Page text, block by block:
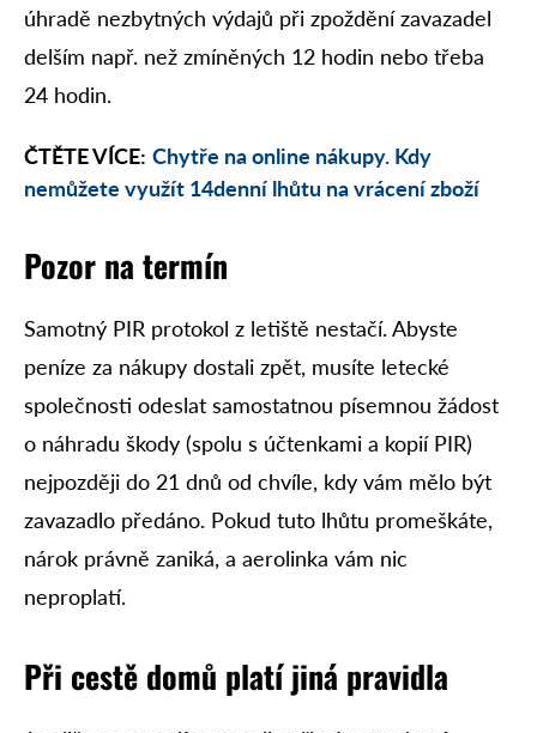
úhradě nezbytných výdajů při zpoždění zavazadel
delším např. než zmíněných 12 hodin nebo třeba
24 hodin.
ČTĚTE VÍCE: Chytře na online nákupy. Kdy
nemůžete využít 14denní lhůtu na vrácení zboží
Pozor na termín
Samotný PIR protokol z letiště nestačí. Abyste
peníze za nákupy dostali zpět, musíte letecké
společnosti odeslat samostatnou písemnou žádost
o náhradu škody (spolu s účtenkami a kopií PIR)
nejpozději do 21 dnů od chvíle, kdy vám mělo být
zavazadlo předáno. Pokud tuto lhůtu promeškáte,
nárok právně zaniká, a aerolinka vám nic
neproplatí.
Při cestě domů platí jiná pravidla